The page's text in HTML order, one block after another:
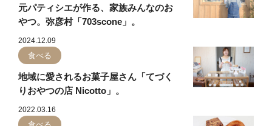
元パティシエが作る、家族みんなのお
やつ。弥彦村「703scone」。
2024.12.09
食べる
地域に愛されるお菓子屋さん「てづく
りおやつの店 Nicotto」。
2022.03.16